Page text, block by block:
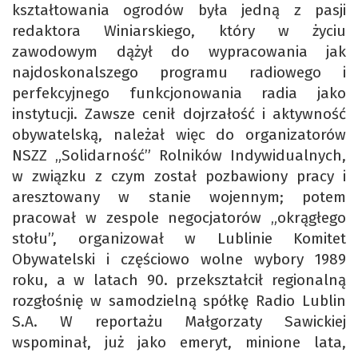
kształtowania ogrodów była jedną z pasji
redaktora Winiarskiego, który w życiu
zawodowym dążył do wypracowania jak
najdoskonalszego programu radiowego i
perfekcyjnego funkcjonowania radia jako
instytucji. Zawsze cenił dojrzałość i aktywność
obywatelską, należał więc do organizatorów
NSZZ „Solidarność” Rolników Indywidualnych,
w związku z czym został pozbawiony pracy i
aresztowany w stanie wojennym; potem
pracował w zespole negocjatorów „okrągłego
stołu”, organizował w Lublinie Komitet
Obywatelski i częściowo wolne wybory 1989
roku, a w latach 90. przekształcił regionalną
rozgłośnię w samodzielną spółkę Radio Lublin
S.A. W reportażu Małgorzaty Sawickiej
wspominał, już jako emeryt, minione lata,